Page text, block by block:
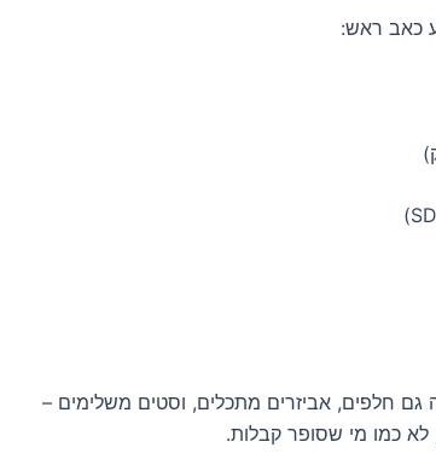
כאב ראש:
גם חלפים, אביזרים מתכלים, וסטים משלימים –
כמו מי שסופר קבלות.